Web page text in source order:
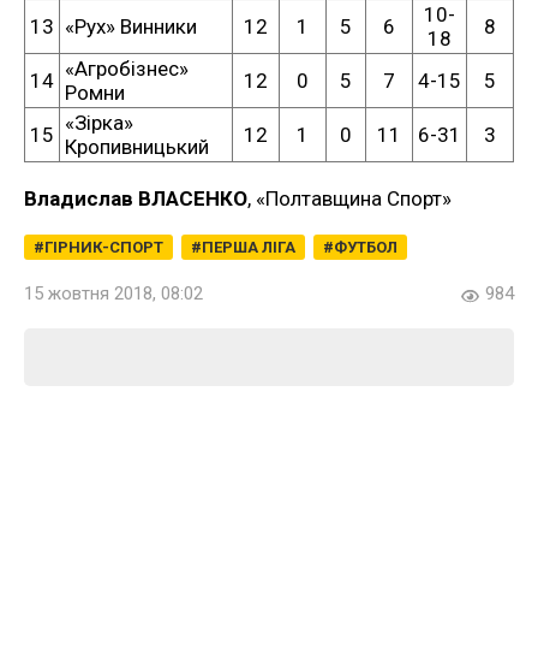
13 «Рух» Винники 12 1 5 6
10-
18
8
14 «Агробізнес»
Ромни
12 0 5 7 4-15 5
15 «Зірка»
Кропивницький
12 1 0 11 6-31 3
Владислав ВЛАСЕНКО, «Полтавщина Спорт»
ГІРНИК-СПОРТ ПЕРША ЛІГА ФУТБОЛ
15 жовтня 2018, 08:02 984